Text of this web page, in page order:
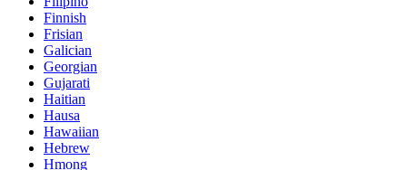
Finnish
Frisian
Galician
Georgian
Gujarati
Haitian
Hausa
Hawaiian
Hebrew
Hmong